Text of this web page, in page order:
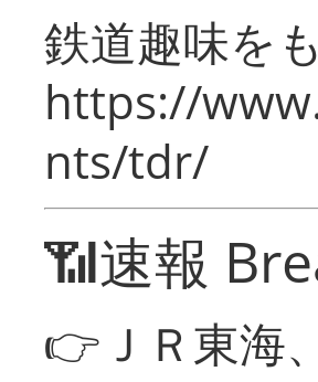
鉄道趣味を
https://
nts/tdr/
📶速報
👉ＪＲ東海